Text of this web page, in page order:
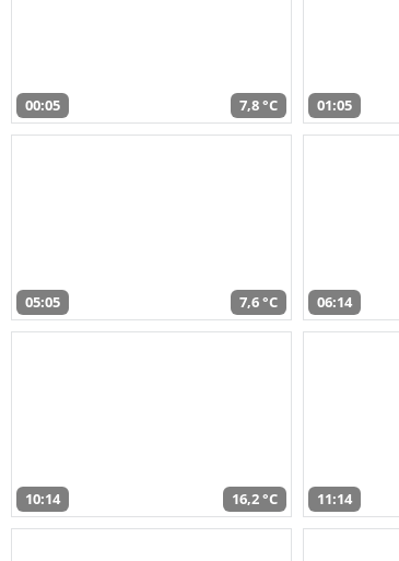
00:05 7,8 °C 01:05
05:05 7,6 °C 06:14
10:14 16,2 °C 11:14